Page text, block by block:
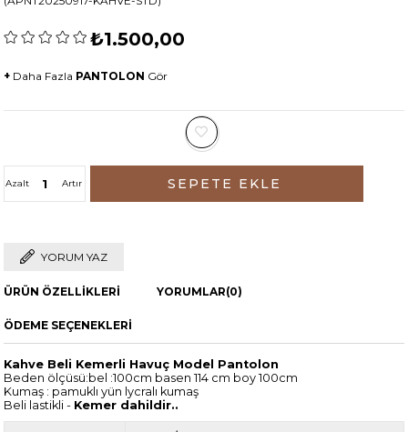
₺1.500,00
+ Daha Fazla PANTOLON Gör
Artır
Azalt
YORUM YAZ
ÜRÜN ÖZELLIKLERI YORUMLAR(0)
ÖDEME SEÇENEKLERI
Kahve Beli Kemerli Havuç Model Pantolon
Beden ölçüsü:bel :100cm basen 114 cm boy 100cm
Kumaş : pamuklı yün lycralı kumaş
Beli lastikli - Kemer dahildir..